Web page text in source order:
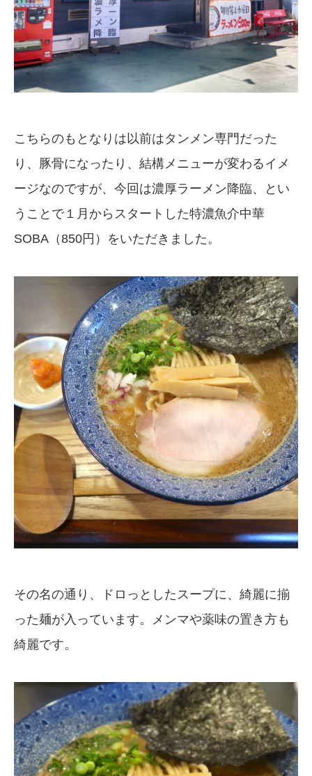
こちらのもとなりは以前はタンメン専門だった
り、豚骨になったり、結構メニューが変わるイメ
ージなのですが、今回は濃厚ラーメン降臨、とい
うことで１月からスタートした特濃魚介中華
SOBA（850円）をいただきました。
その名の通り、ドロっとしたスープに、綺麗に揃
った麺が入っています。メンマや薬味の置き方も
綺麗です。